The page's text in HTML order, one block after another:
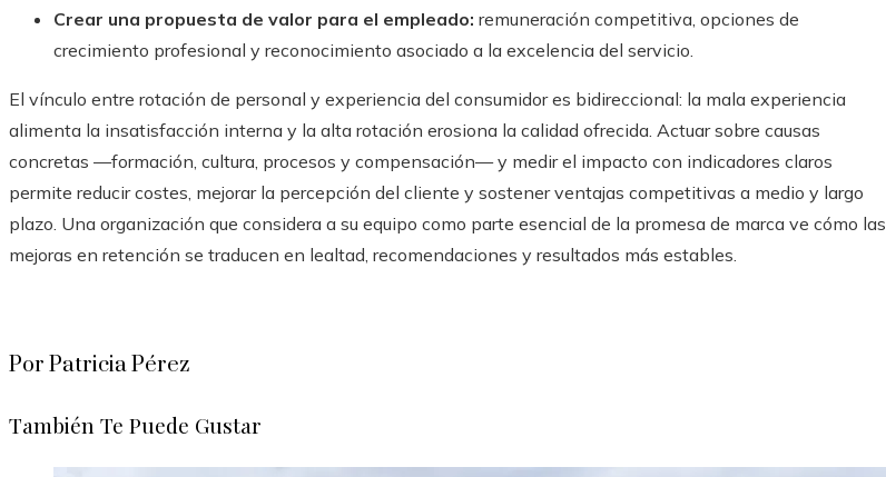
Crear una propuesta de valor para el empleado: remuneración competitiva, opciones de
crecimiento profesional y reconocimiento asociado a la excelencia del servicio.
El vínculo entre rotación de personal y experiencia del consumidor es bidireccional: la mala experiencia
alimenta la insatisfacción interna y la alta rotación erosiona la calidad ofrecida. Actuar sobre causas
concretas —formación, cultura, procesos y compensación— y medir el impacto con indicadores claros
permite reducir costes, mejorar la percepción del cliente y sostener ventajas competitivas a medio y largo
plazo. Una organización que considera a su equipo como parte esencial de la promesa de marca ve cómo las
mejoras en retención se traducen en lealtad, recomendaciones y resultados más estables.
Por Patricia Pérez
También Te Puede Gustar